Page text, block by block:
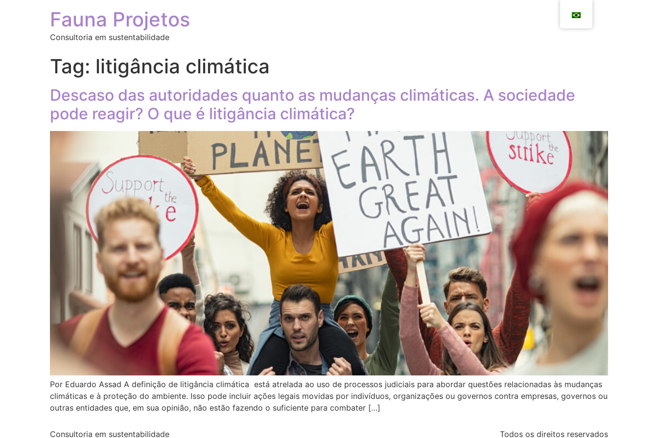
Fauna Projetos
Consultoria em sustentabilidade
Tag: litigância climática
Descaso das autoridades quanto as mudanças climáticas. A sociedade
pode reagir? O que é litigância climática?
Por Eduardo Assad A definição de litigância climática está atrelada ao uso de processos judiciais para abordar questões relacionadas às mudanças
climáticas e à proteção do ambiente. Isso pode incluir ações legais movidas por indivíduos, organizações ou governos contra empresas, governos ou
outras entidades que, em sua opinião, não estão fazendo o suficiente para combater […]
Consultoria em sustentabilidade Todos os direitos reservados